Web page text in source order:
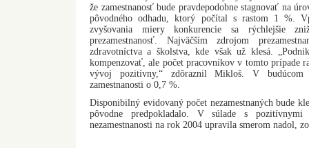
že zamestnanosť bude pravdepodobne stagnovať na
pôvodného odhadu, ktorý počítal s rastom 1 %.
zvyšovania miery konkurencie sa rýchlejšie
prezamestnanosť. Najväčším zdrojom
zdravotníctva a školstva, kde však už klesá.
kompenzovať, ale počet pracovníkov v tomto prípade
vývoj pozitívny,“ zdôraznil Mikloš. V budúcom
zamestnanosti o 0,7 %.
Disponibilný evidovaný počet nezamestnaných bude
pôvodne predpokladalo. V súlade s
nezamestnanosti na rok 2004 upravila smerom nadol,